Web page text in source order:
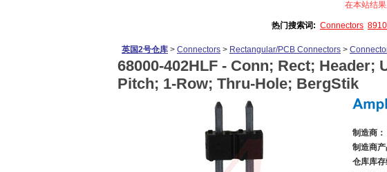
在本站结果
热门搜索词: Connectors
英国2号仓库 > Connectors > Rectangular/PCB Connectors >
68000-402HLF - Conn; Rect; Header;
Pitch; 1-Row; Thru-Hole; BergStik
制造商：
制造商产
仓库库存